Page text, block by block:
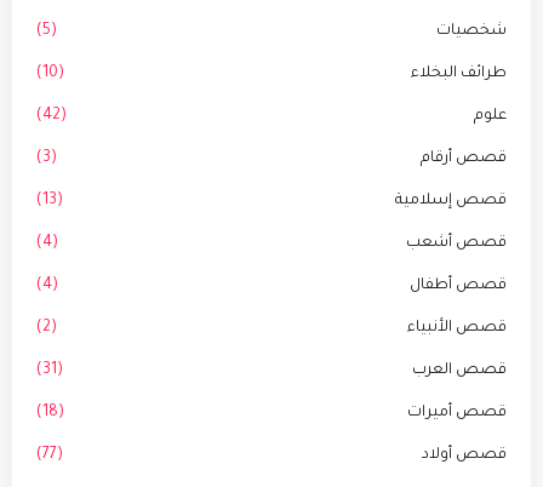
شخصيات (5)
طرائف البخلاء (10)
علوم (42)
قصص أرقام (3)
قصص إسلامية (13)
قصص أشعب (4)
قصص أطفال (4)
قصص الأنبياء (2)
قصص العرب (31)
قصص أميرات (18)
قصص أولاد (77)